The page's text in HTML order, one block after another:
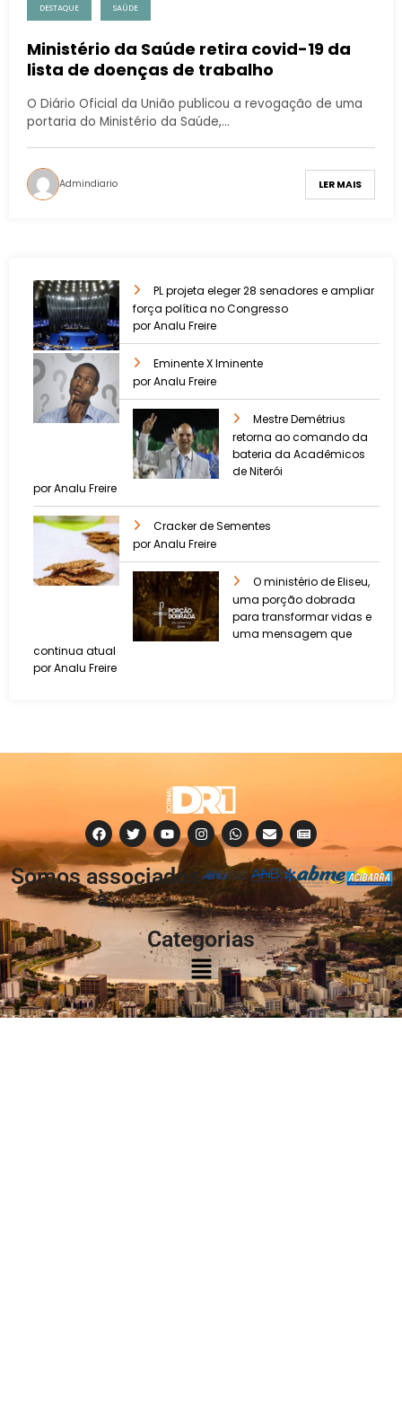
DESTAQUE SAÚDE
Ministério da Saúde retira covid-19 da
lista de doenças de trabalho
O Diário Oficial da União publicou a revogação de uma
portaria do Ministério da Saúde,…
Admindiario LER MAIS
PL projeta eleger 28 senadores e ampliar
força política no Congresso
por Analu Freire
Eminente X Iminente
por Analu Freire
Mestre Demétrius
retorna ao comando da
bateria da Acadêmicos
de Niterói
por Analu Freire
Cracker de Sementes
por Analu Freire
O ministério de Eliseu,
uma porção dobrada
para transformar vidas e
uma mensagem que
continua atual
por Analu Freire
Somos associados
à:
Categorias